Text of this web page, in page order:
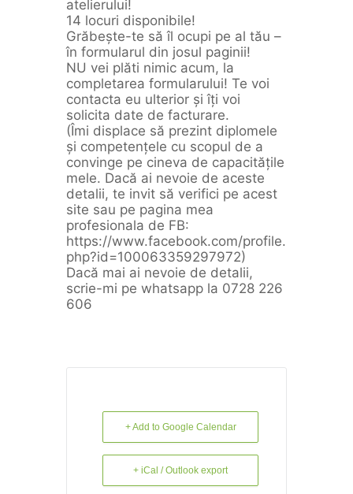
atelierului!
14 locuri disponibile!
Grăbește-te să îl ocupi pe al tău –
în formularul din josul paginii!
NU vei plăti nimic acum, la
completarea formularului! Te voi
contacta eu ulterior și îți voi
solicita date de facturare.
(Îmi displace să prezint diplomele
și competențele cu scopul de a
convinge pe cineva de capacitățile
mele. Dacă ai nevoie de aceste
detalii, te invit să verifici pe acest
site sau pe pagina mea
profesionala de FB:
https://www.facebook.com/profile.
php?id=100063359297972)
Dacă mai ai nevoie de detalii,
scrie-mi pe whatsapp la 0728 226
606
+ Add to Google Calendar
+ iCal / Outlook export